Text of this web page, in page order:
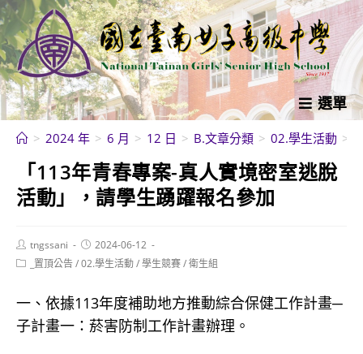
跳
轉
至
主
要
內
選單
> 2024 年 > 6 月 > 12 日 > B.文章分類 > 02.學生活動 >
「113年青春專案-真人實境密室逃脫
活動」，請學生踴躍報名參加
Post
author:
tngssani
Post
published:
2024-06-12
Post _置頂公告/02.學生活動/學生競賽/衛生組
一、依據113年度補助地方推動綜合保健工作計畫─
子計畫一：菸害防制工作計畫辦理。